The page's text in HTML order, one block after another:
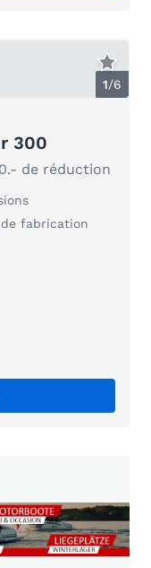
1/6
300
de réduction
de fabrication